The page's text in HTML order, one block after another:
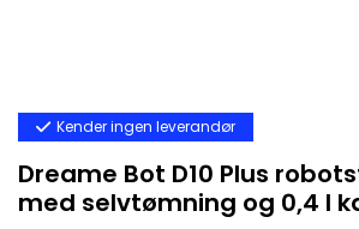
Kender ingen leverandør
Dreame Bot D10 Plus
med selvtømning og 0,4 l